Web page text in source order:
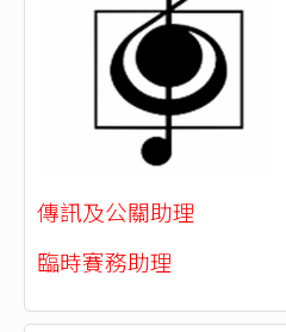
傳訊及公關助理
臨時賽務助理